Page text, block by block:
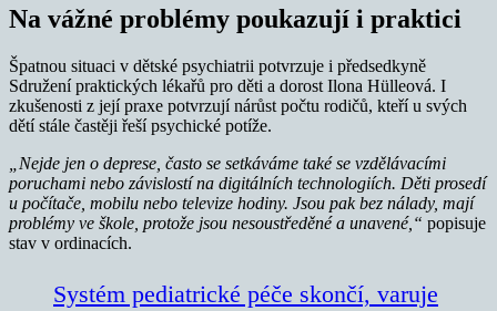
Na vážné problémy poukazují i praktici
Špatnou situaci v dětské psychiatrii potvrzuje i předsedkyně
Sdružení praktických lékařů pro děti a dorost Ilona Hülleová. I
zkušenosti z její praxe potvrzují nárůst počtu rodičů, kteří u svých
dětí stále častěji řeší psychické potíže.
„Nejde jen o deprese, často se setkáváme také se vzdělávacími
poruchami nebo závislostí na digitálních technologiích. Děti prosedí
u počítače, mobilu nebo televize hodiny. Jsou pak bez nálady, mají
problémy ve škole, protože jsou nesoustředěné a unavené,“ popisuje
stav v ordinacích.
Systém pediatrické péče skončí, varuje